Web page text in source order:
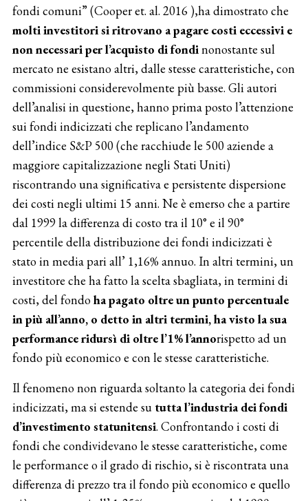
fondi comuni” (Cooper et. al. 2016 ),ha dimostrato che
molti investitori si ritrovano a pagare costi eccessivi e
non necessari per l’acquisto di fondinonostante sul
mercato ne esistano altri, dalle stesse caratteristiche, con
commissioni considerevolmente più basse. Gli autori
dell’analisi in questione, hanno prima posto l’attenzione
sui fondi indicizzati che replicano l’andamento
dell’indice S&P 500 (che racchiude le 500 aziende a
maggiore capitalizzazione negli Stati Uniti)
riscontrando una significativa e persistente dispersione
dei costi negli ultimi 15 anni. Ne è emerso che a partire
dal 1999 la differenza di costo tra il 10° e il 90°
percentile della distribuzione dei fondi indicizzati è
stato in media pari all’ 1,16% annuo. In altri termini, un
investitore che ha fatto la scelta sbagliata, in termini di
costi, del fondoha pagato oltre un punto percentuale
in più all’anno, o detto in altri termini, ha visto la sua
performance ridursì di oltre l’1% l’annorispetto ad un
fondo più economico e con le stesse caratteristiche.
Il fenomeno non riguarda soltanto la categoria dei fondi
indicizzati, ma si estende su tutta l’industria dei fondi
d’investimento statunitensi. Confrontando i costi di
fondi che condividevano le stesse caratteristiche, come
le performance o il grado di rischio, si è riscontrata una
differenza di prezzo tra il fondo più economico e quello